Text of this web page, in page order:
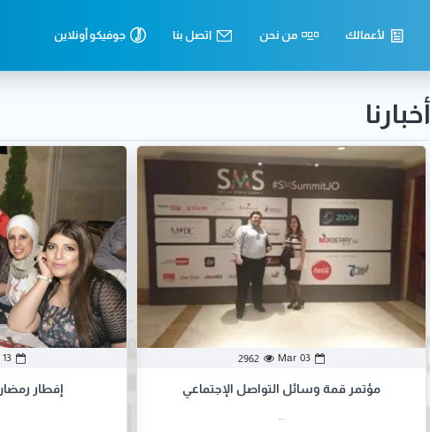
لأعمالك من نحن اتصل بنا جوفيكو أونلاين
أخبارنا
03
Mar
2962
مؤتمر قمة وسائل التواصل الإجتماعي
..
13
إفطار